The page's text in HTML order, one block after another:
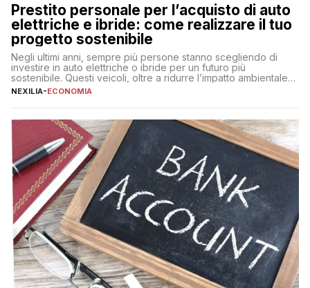
Prestito personale per l’acquisto di auto
elettriche e ibride: come realizzare il tuo
progetto sostenibile
Negli ultimi anni, sempre più persone stanno scegliendo di
investire in auto elettriche o ibride per un futuro più
sostenibile. Questi veicoli, oltre a ridurre l’impatto ambientale,
offrono vantaggi economici a lungo termine, come minori costi
fare se non […]
NEXILIA-ECONOMIA